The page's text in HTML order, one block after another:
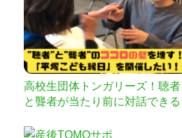
高校生団体トンガリーズ！聴者
と聾者が当たり前に対話できる